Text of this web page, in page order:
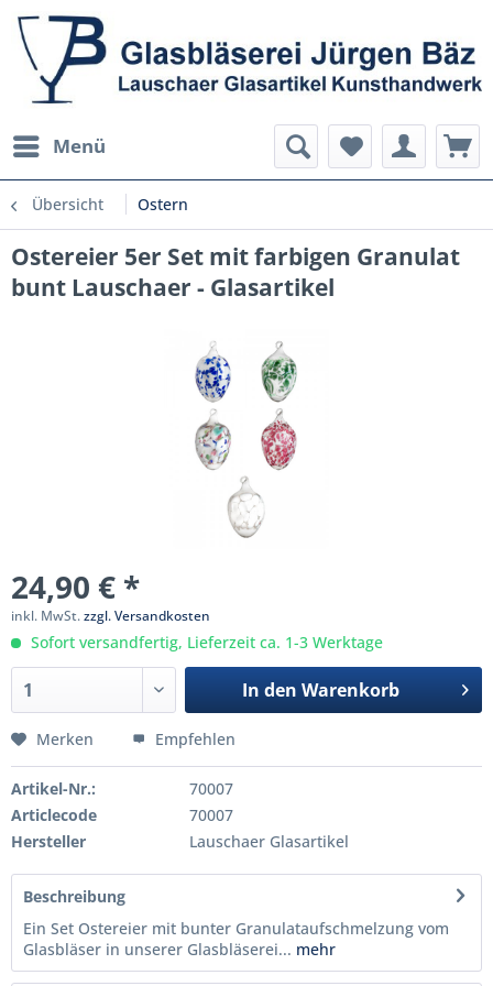
Menü
Übersicht Ostern
Ostereier 5er Set mit farbigen Granulat
bunt Lauschaer - Glasartikel
24,90 € *
inkl. MwSt.zzgl. Versandkosten
Sofort versandfertig, Lieferzeit ca. 1-3 Werktage
In den Warenkorb
Merken Empfehlen
Artikel-Nr.:
70007
Articlecode
70007
Hersteller
Lauschaer Glasartikel
Beschreibung
Ein Set Ostereier mit bunter Granulataufschmelzung vom
Glasbläser in unserer Glasbläserei... mehr